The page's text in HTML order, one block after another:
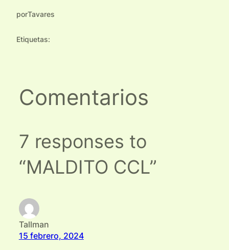
porTavares
Etiquetas:
Comentarios
7 responses to
“MALDITO CCL”
Tallman
15 febrero, 2024